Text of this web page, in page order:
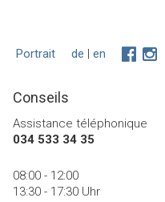
de | en
Portrait
Conseils
Assistance téléphonique
034 533 34 35
08:00 - 12:00
13:30 - 17:30 Uhr